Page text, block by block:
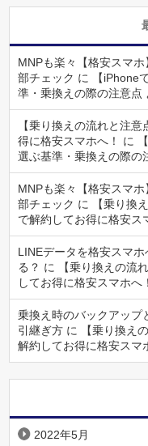
MNPも楽々【格安スマ
部チェック に
【iPhone
準・乗換えの際の注意点
【乗り換えの流れと注
得に格安スマホへ！
に
選ぶ基準・乗換えの際の
MNPも楽々【格安スマ
部チェック に
【乗り換
で解約してお得に格安ス
LINEデータを格安スマ
る？ に
【乗り換えの流
してお得に格安スマホへ！
乗換え時のバックアップ
引継ぎ方 に
【乗り換え
解約してお得に格安スマ
2022年5月